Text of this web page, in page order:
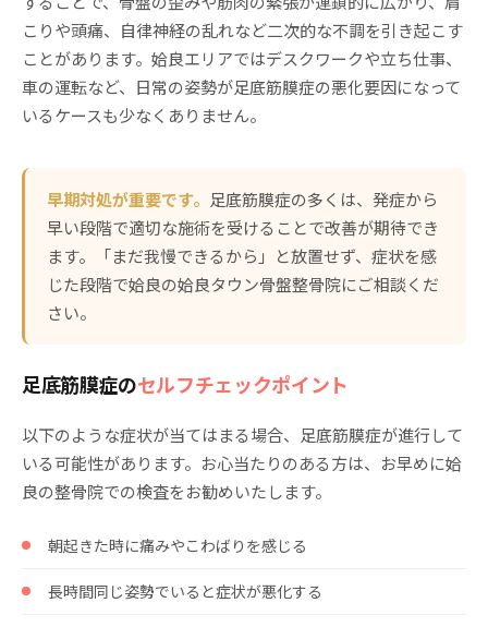
こりや頭痛、自律神経の乱れなど二次的な不調を引き起こす
ことがあります。姶良エリアではデスクワークや立ち仕事、
車の運転など、日常の姿勢が足底筋膜症の悪化要因になって
いるケースも少なくありません。
早期対処が重要です。 足底筋膜症の多くは、発症から
早い段階で適切な施術を受けることで改善が期待でき
ます。「まだ我慢できるから」と放置せず、症状を感
じた段階で姶良の姶良タウン骨盤整骨院にご相談くだ
さい。
足底筋膜症のセルフチェックポイント
以下のような症状が当てはまる場合、足底筋膜症が進行して
いる可能性があります。お心当たりのある方は、お早めに姶
良の整骨院での検査をお勧めいたします。
朝起きた時に痛みやこわばりを感じる
長時間同じ姿勢でいると症状が悪化する